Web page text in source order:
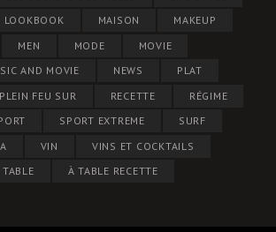
LOOKBOOK MAISON
MAKEUP
MEN MODE
MOVIE
AND MOVIE NEWS
PLAT
PLEIN FEU SUR RECETTE
RÉGIME
SPORT EXTREME
SURF
VIN
VINS ET COCKTAILS
À TABLE RECETTE